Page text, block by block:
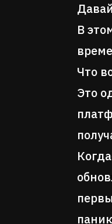
В
Что
Это